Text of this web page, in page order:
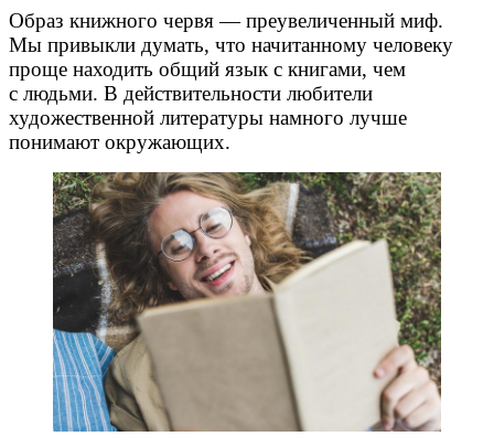
Образ книжного червя — преувеличенный миф.
Мы привыкли думать, что начитанному человеку
проще находить общий язык с книгами, чем
с людьми. В действительности любители
художественной литературы намного лучше
понимают окружающих.